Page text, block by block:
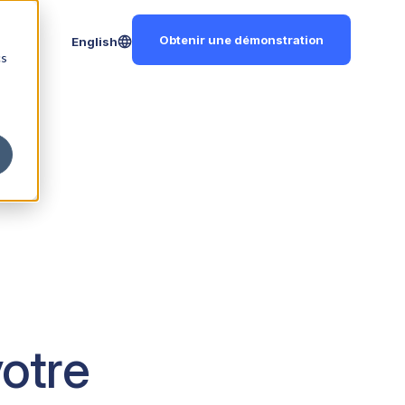
English Obtenir une démonstration